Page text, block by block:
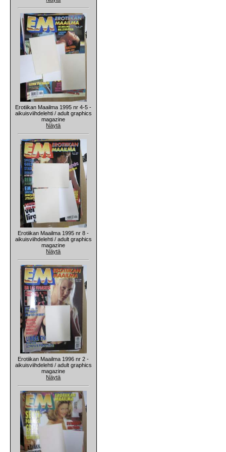
Erotiikan Maailma 1995 nr 4-5 -
aikuisviihdelehti / adult graphics
magazine
Näytä
Erotiikan Maailma 1995 nr 8 -
aikuisviihdelehti / adult graphics
magazine
Näytä
Erotiikan Maailma 1996 nr 2 -
aikuisviihdelehti / adult graphics
magazine
Näytä